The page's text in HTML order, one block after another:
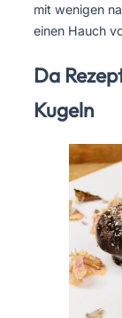
mit wenigen
einen Hauch
Da
Kugeln